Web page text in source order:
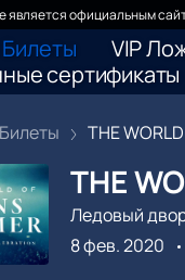
является официальным
VIP
сертификаты
THE
THE
Ледовый
8 фев. 2020